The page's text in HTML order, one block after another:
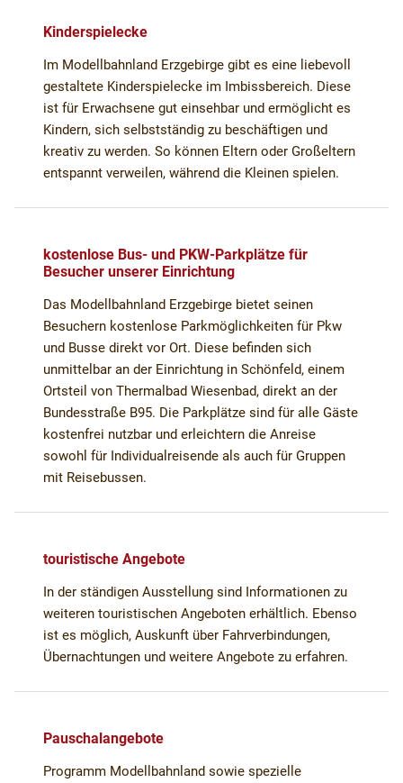
Kinderspielecke
Im Modellbahnland Erzgebirge gibt es eine liebevoll
gestaltete Kinderspielecke im Imbissbereich. Diese
ist für Erwachsene gut einsehbar und ermöglicht es
Kindern, sich selbstständig zu beschäftigen und
kreativ zu werden. So können Eltern oder Großeltern
entspannt verweilen, während die Kleinen spielen.
kostenlose Bus- und PKW-Parkplätze für
Besucher unserer Einrichtung
Das Modellbahnland Erzgebirge bietet seinen
Besuchern kostenlose Parkmöglichkeiten für Pkw
und Busse direkt vor Ort. Diese befinden sich
unmittelbar an der Einrichtung in Schönfeld, einem
Ortsteil von Thermalbad Wiesenbad, direkt an der
Bundesstraße B95. Die Parkplätze sind für alle Gäste
kostenfrei nutzbar und erleichtern die Anreise
sowohl für Individualreisende als auch für Gruppen
mit Reisebussen.
touristische Angebote
In der ständigen Ausstellung sind Informationen zu
weiteren touristischen Angeboten erhältlich. Ebenso
ist es möglich, Auskunft über Fahrverbindungen,
Übernachtungen und weitere Angebote zu erfahren.
Pauschalangebote
Programm Modellbahnland sowie spezielle